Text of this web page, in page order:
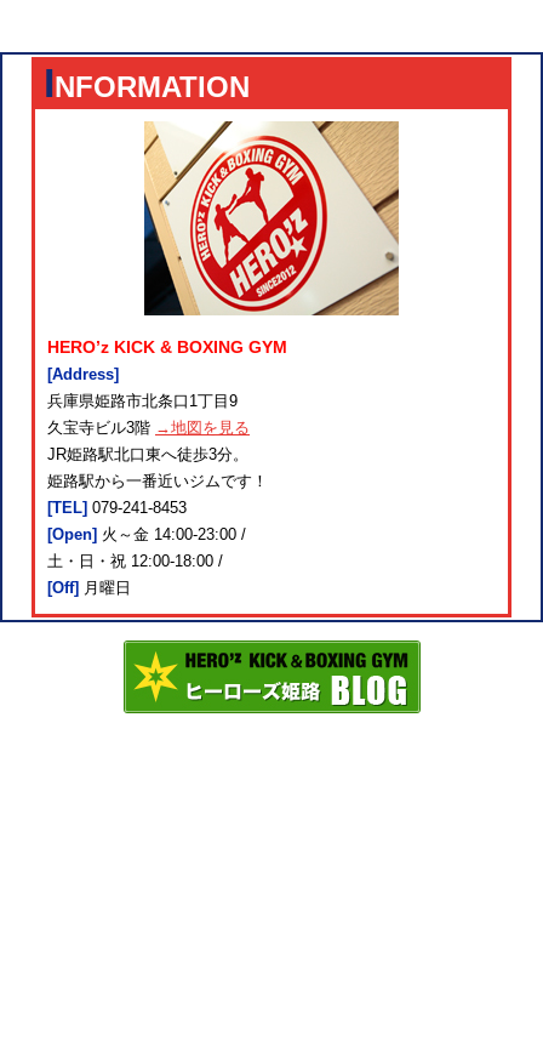
INFORMATION
HERO’z KICK & BOXING GYM
[Address]
兵庫県姫路市北条口1丁目9
久宝寺ビル3階 →地図を見る
JR姫路駅北口東へ徒歩3分。
姫路駅から一番近いジムです！
[TEL] 079-241-8453
[Open] 火～金 14:00-23:00 /
土・日・祝 12:00-18:00 /
[Off] 月曜日